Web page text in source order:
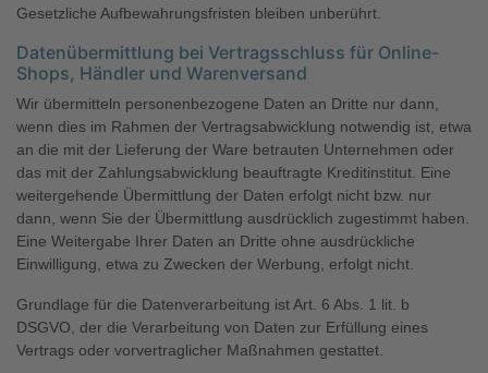
Gesetzliche Aufbewahrungsfristen bleiben unberührt.
Datenübermittlung bei Vertragsschluss für Online-
Shops, Händler und Warenversand
Wir übermitteln personenbezogene Daten an Dritte nur dann,
wenn dies im Rahmen der Vertragsabwicklung notwendig ist, etwa
an die mit der Lieferung der Ware betrauten Unternehmen oder
das mit der Zahlungsabwicklung beauftragte Kreditinstitut. Eine
weitergehende Übermittlung der Daten erfolgt nicht bzw. nur
dann, wenn Sie der Übermittlung ausdrücklich zugestimmt haben.
Eine Weitergabe Ihrer Daten an Dritte ohne ausdrückliche
Einwilligung, etwa zu Zwecken der Werbung, erfolgt nicht.
Grundlage für die Datenverarbeitung ist Art. 6 Abs. 1 lit. b
DSGVO, der die Verarbeitung von Daten zur Erfüllung eines
Vertrags oder vorvertraglicher Maßnahmen gestattet.